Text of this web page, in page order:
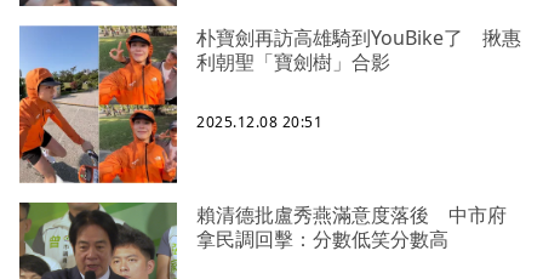
朴寶劍再訪高雄騎到YouBike了 揪惠
利朝聖「寶劍樹」合影
2025.12.08 20:51
賴清德批盧秀燕滿意度落後 中市府
拿民調回擊：分數低笑分數高